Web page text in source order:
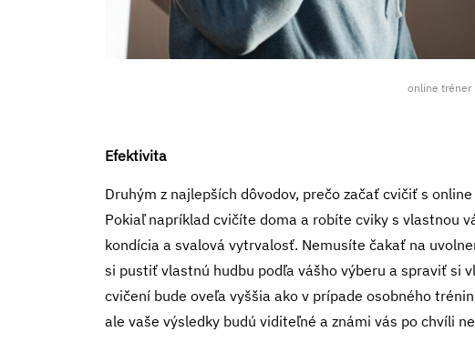
online tréner
Efektivita
Druhým z najlepších dôvodov, prečo začať cvičiť s
Pokiaľ napríklad cvičíte doma a robíte cviky s vlastnou
kondícia a svalová vytrvalosť. Nemusíte čakať na
si pustiť vlastnú hudbu podľa vášho výberu a spraviť si
cvičení bude oveľa vyššia ako v prípade osobného
ale vaše výsledky budú viditeľné a známi vás po chvíli